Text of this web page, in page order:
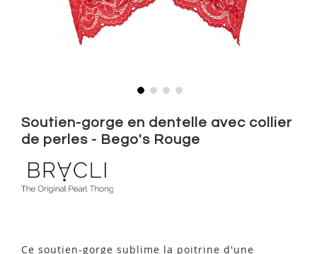
the
beginning
images
Soutien-gorge en dentelle avec collier
de perles - Bego's Rouge
Ce soutien-gorge sublime la poitrine d'une